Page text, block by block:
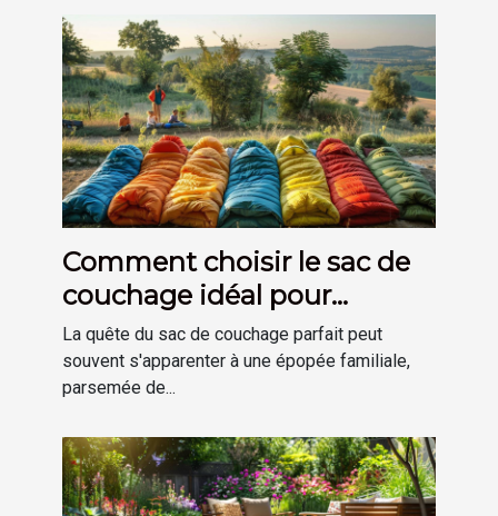
Comment choisir le sac de
couchage idéal pour
chaque membre de la
famille
La quête du sac de couchage parfait peut
souvent s'apparenter à une épopée familiale,
parsemée de...